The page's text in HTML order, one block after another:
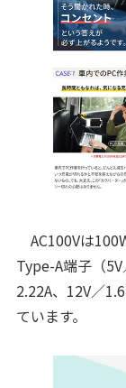
AC100Vは
Type-A端子（
2.22A、12V／
ています。